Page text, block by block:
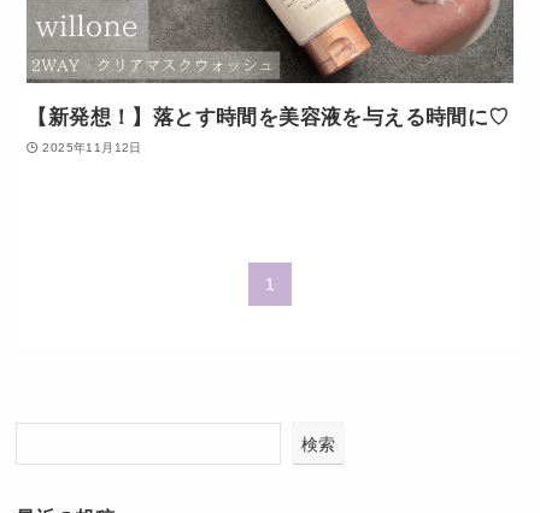
【新発想！】落とす時間を美容液を与える時間に♡
2025年11月12日
1
検索